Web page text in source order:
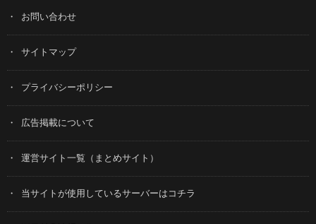
お問い合わせ
サイトマップ
プライバシーポリシー
広告掲載について
運営サイト一覧（まとめサイト）
当サイトが使用しているサーバーはコチラ